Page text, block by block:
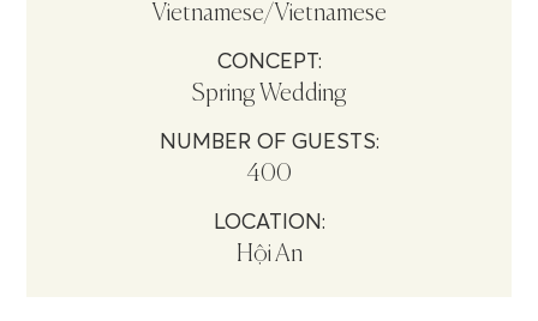
Vietnamese/Vietnamese
CONCEPT:
Spring Wedding
NUMBER OF GUESTS:
400
LOCATION:
Hội An